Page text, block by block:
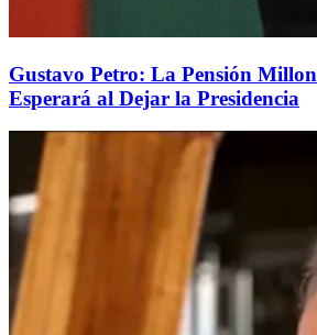
Gustavo Petro: La Pensión
Esperará al Dejar la Presidencia